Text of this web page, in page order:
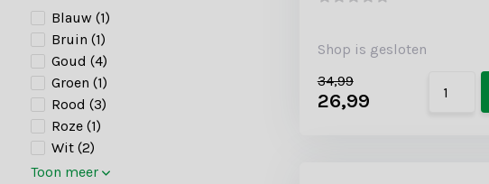
Blauw (1)
Bruin (1)
Goud (4)
Groen (1)
Rood (3)
Roze (1)
Wit (2)
Toon meer
Shop is gesloten
34,99
26,99